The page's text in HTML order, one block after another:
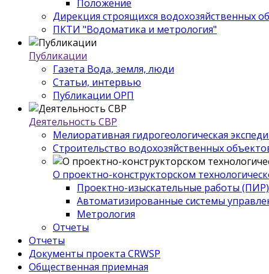
Положение
Дирекция строящихся водохозяйственных
ПКТИ "Водоматика и метрология"
Публикации
Газета Вода, земля, люди
Статьи, интервью
Публикации ОРП
Деятельность СВР
Мелиоративная гидрогеологическая
Строительство водохозяйственных
О проектно-конструкторском
Проектно-изыскательные работы (ПИР)
Автоматизированные системы
Метрология
Отчеты
Отчеты
Документы проекта CRWSP
Общественная приемная